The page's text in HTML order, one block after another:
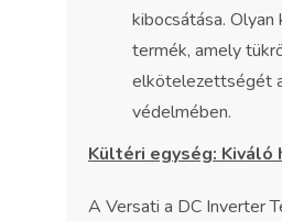
kibocsátása.
termék, amely
elkötelezettségét
védelmében.
Kültéri egység: Kiváló
A Versati a DC Inverter